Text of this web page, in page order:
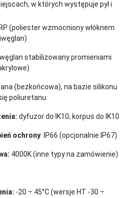
w których występuje pył i
(poliester wzmocniony włóknem
stabilizowany promieniami
(bezkońcowa), na bazie silikonu
poliuretanu
dyfuzor do IK10; korpus do IK10
ochrony: IP66 (opcjonalnie IP67)
4000K (inne typy na zamówienie)
-20 ÷ 45°C (wersje HT -30 ÷